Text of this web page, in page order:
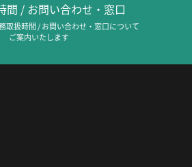
間 / お問い合わせ・窓口
取扱時間 / お問い合わせ・窓口について
ご案内いたします